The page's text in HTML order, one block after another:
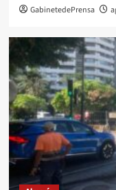
GabinetedePrensa